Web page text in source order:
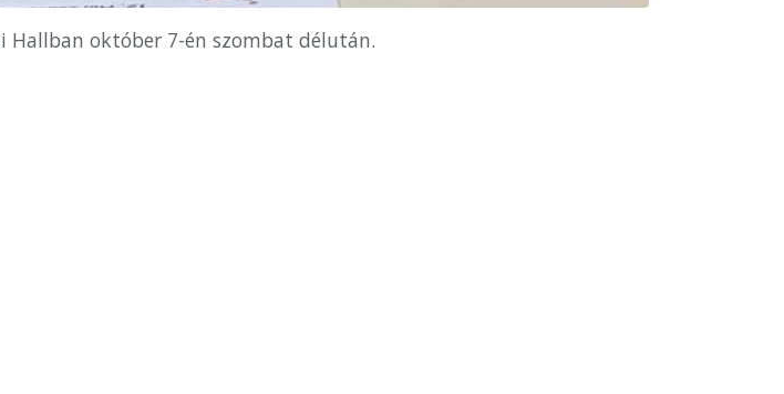
Hallban október 7-én szombat délután.